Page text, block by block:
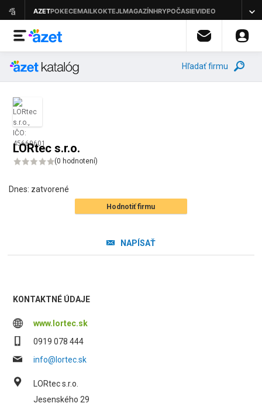
Hľadať firmu
LORtec s.r.o.
(0 hodnotení)
Dnes: zatvorené
Hodnotiť firmu
NAPÍSAŤ
KONTAKTNÉ ÚDAJE
www.lortec.sk
0919 078 444
info@lortec.sk
LORtec s.r.o.
Jesenského 29